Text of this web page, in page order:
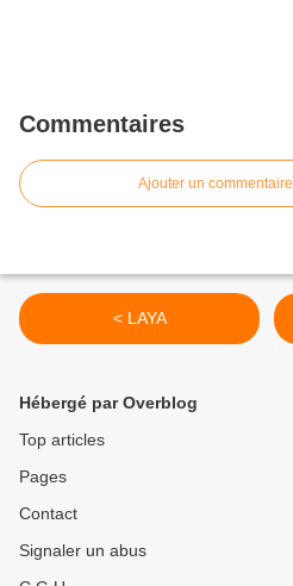
Commentaires
Ajouter un commentaire
< LAYA
Hébergé par Overblog
Top articles
Pages
Contact
Signaler un abus